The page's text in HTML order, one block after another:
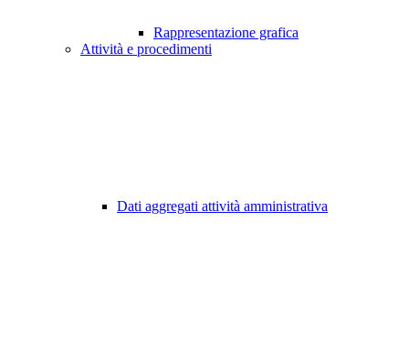
Rappresentazione grafica
Attività e procedimenti
Dati aggregati attività amministrativa